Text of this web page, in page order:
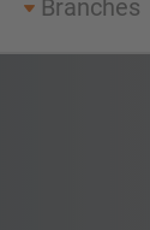
Branches